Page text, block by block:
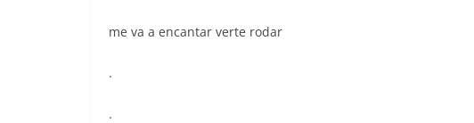
me va a encantar verte rodar
.
.